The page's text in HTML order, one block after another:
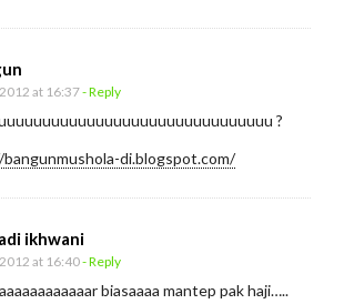
at 16:37- Reply
?
di.blogspot.com/
ikhwani
at 16:40- Reply
biasaaaa mantep pak haji…..